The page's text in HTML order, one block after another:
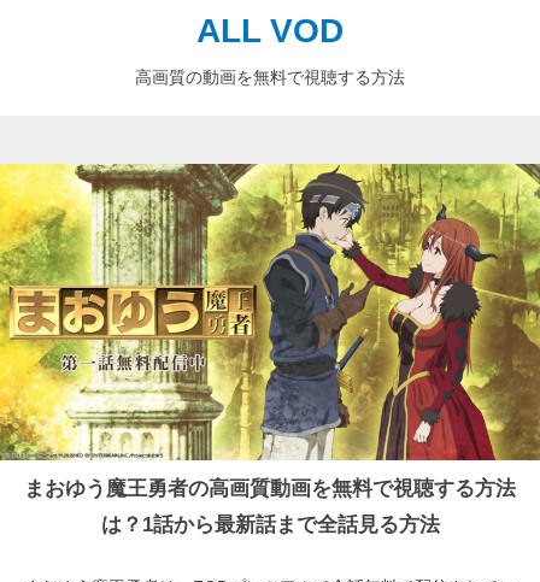
ALL VOD
高画質の動画を無料で視聴する方法
まおゆう魔王勇者の高画質動画を無料で視聴する方法
は？1話から最新話まで全話見る方法